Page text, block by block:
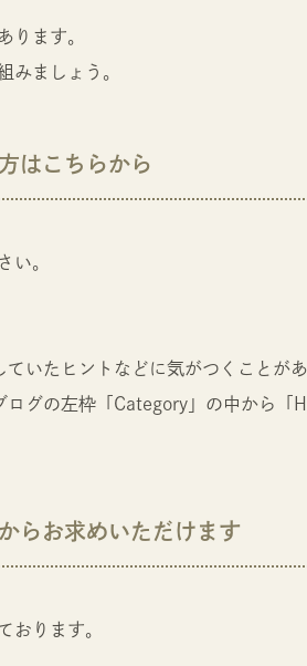
ます。
みましょう。
はこちらから
。
いたヒントなどに気がつくことが
グの左枠「Category」の中から「
らお求めいただけます
ります。